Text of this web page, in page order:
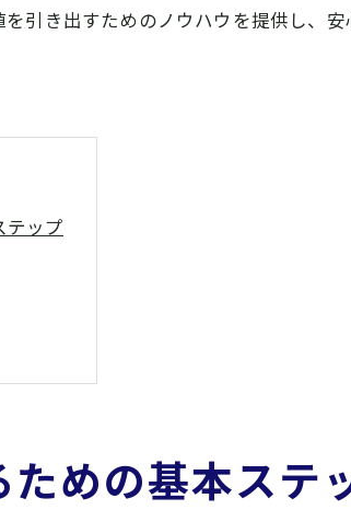
引き出すためのノウハウを提供し、安
テップ
び
めの基本ステ